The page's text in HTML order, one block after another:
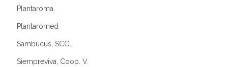
Plantaroma
Plantaromed
Sambucus, SCCL
Siempreviva, Coop. V.